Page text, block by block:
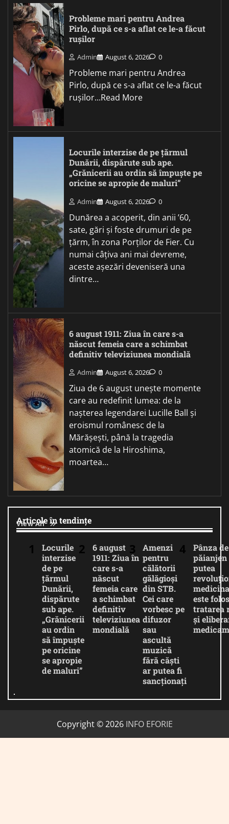
Probleme mari pentru Andrea
Pirlo, după ce s-a aflat ce le-a făcut
rușilor
Admin August 6, 2026 0
Probleme mari pentru Andrea
Pirlo, după ce s-a aflat ce le-a făcut
rușilor...Read More
Locurile interzise de pe țărmul
Dunării, dispărute sub ape.
„Grănicerii au ordin să împuște pe
oricine se apropie de maluri”
Admin August 6, 2026 0
Dunărea a acoperit, din anii ’60,
sate, gări și foste drumuri de pe
țărm, în zona Porților de Fier. Cu
numai câțiva ani mai devreme,
aceste așezări deveniseră una
dintre…
6 august 1911: Ziua în care s-a
născut femeia care a schimbat
definitiv televiziunea mondială
Admin August 6, 2026 0
Ziua de 6 august unește momente
care au redefinit lumea: de la
nașterea legendarei Lucille Ball și
eroismul românesc de la
Mărășești, până la tragedia
atomică de la Hiroshima,
moartea…
Articole în tendințe
View All
Locurile
interzise
de pe
țărmul
Dunării,
dispărute
sub ape.
„Grănicerii
au ordin
să împuște
pe oricine
se apropie
de maluri”
6 august
1911: Ziua în
care s-a
născut
femeia care
a schimbat
definitiv
televiziunea
mondială
Amenzi
pentru
călătorii
gălăgioși
din STB.
Cei care
vorbesc pe
difuzor
sau
ascultă
muzică
fără căști
ar putea fi
sancționați
Pânza de
păianjen
putea
este
tratarea
și
Copyright © 2026 INFO EFORIE